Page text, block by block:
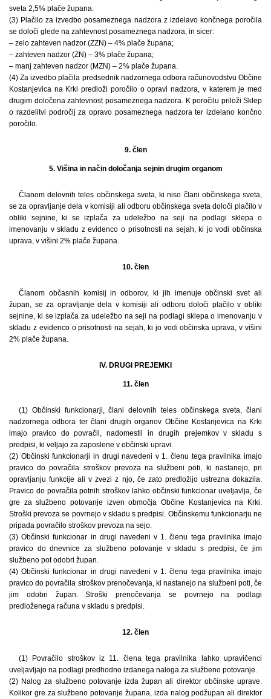
sveta 2,5% plače župana.
(3) Plačilo za izvedbo posameznega nadzora z izdelavo končnega poročila
se določi glede na zahtevnost posameznega nadzora, in sicer:
– zelo zahteven nadzor (ZZN) – 4% plače župana;
– zahteven nadzor (ZN) – 3% plače župana;
– manj zahteven nadzor (MZN) – 2% plače župana.
(4) Za izvedbo plačila predsednik nadzornega odbora računovodstvu Občine
Kostanjevica na Krki predloži poročilo o opravi nadzora, v katerem je med
drugim določena zahtevnost posameznega nadzora. K poročilu priloži Sklep
o razdelitvi področij za opravo posameznega nadzora ter izdelano končno
poročilo.
9. člen
5. Višina in način določanja sejnin drugim organom
Članom delovnih teles občinskega sveta, ki niso člani občinskega sveta,
se za opravljanje dela v komisiji ali odboru občinskega sveta določi plačilo v
obliki sejnine, ki se izplača za udeležbo na seji na podlagi sklepa o
imenovanju v skladu z evidenco o prisotnosti na sejah, ki jo vodi občinska
uprava, v višini 2% plače župana.
10. člen
Članom občasnih komisij in odborov, ki jih imenuje občinski svet ali
župan, se za opravljanje dela v komisiji ali odboru določi plačilo v obliki
sejnine, ki se izplača za udeležbo na seji na podlagi sklepa o imenovanju v
skladu z evidenco o prisotnosti na sejah, ki jo vodi občinska uprava, v višini
2% plače župana.
IV. DRUGI PREJEMKI
11. člen
(1) Občinski funkcionarji, člani delovnih teles občinskega sveta, člani
nadzornega odbora ter člani drugih organov Občine Kostanjevica na Krki
imajo pravico do povračil, nadomestil in drugih prejemkov v skladu s
predpisi, ki veljajo za zaposlene v občinski upravi.
(2) Občinski funkcionarji in drugi navedeni v 1. členu tega pravilnika imajo
pravico do povračila stroškov prevoza na službeni poti, ki nastanejo, pri
opravljanju funkcije ali v zvezi z njo, če zato predložijo ustrezna dokazila.
Pravico do povračila potnih stroškov lahko občinski funkcionar uveljavlja, če
gre za službeno potovanje izven območja Občine Kostanjevica na Krki.
Stroški prevoza se povrnejo v skladu s predpisi. Občinskemu funkcionarju ne
pripada povračilo stroškov prevoza na sejo.
(3) Občinski funkcionar in drugi navedeni v 1. členu tega pravilnika imajo
pravico do dnevnice za službeno potovanje v skladu s predpisi, če jim
službeno pot odobri župan.
(4) Občinski funkcionar in drugi navedeni v 1. členu tega pravilnika imajo
pravico do povračila stroškov prenočevanja, ki nastanejo na službeni poti, če
jim odobri župan. Stroški prenočevanja se povrnejo na podlagi
predloženega računa v skladu s predpisi.
12. člen
(1) Povračilo stroškov iz 11. člena tega pravilnika lahko upravičenci
uveljavljajo na podlagi predhodno izdanega naloga za službeno potovanje.
(2) Nalog za službeno potovanje izda župan ali direktor občinske uprave.
Kolikor gre za službeno potovanje župana, izda nalog podžupan ali direktor